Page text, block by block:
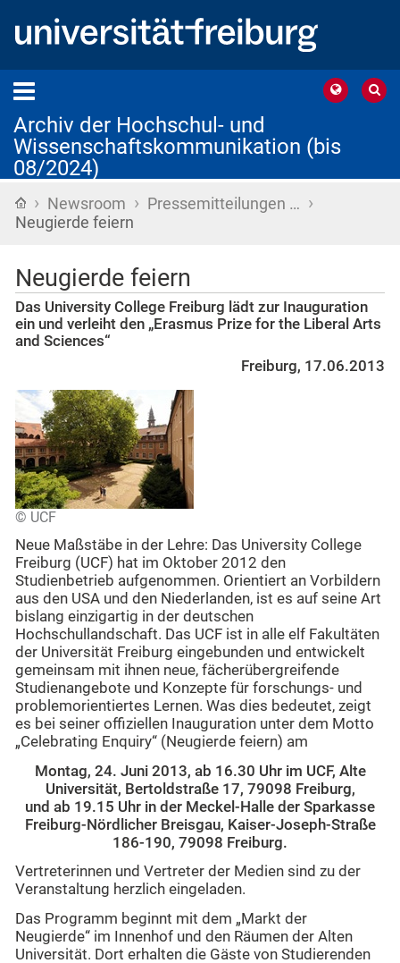
Archiv der Hochschul- und
Wissenschaftskommunikation (bis
08/2024)
Startseite
› Newsroom › Pressemitteilungen … ›
Neugierde feiern
Neugierde feiern
Das University College Freiburg lädt zur Inauguration
ein und verleiht den „Erasmus Prize for the Liberal Arts
and Sciences“
Freiburg, 17.06.2013
© UCF
Neue Maßstäbe in der Lehre: Das University College
Freiburg (UCF) hat im Oktober 2012 den
Studienbetrieb aufgenommen. Orientiert an Vorbildern
aus den USA und den Niederlanden, ist es auf seine Art
bislang einzigartig in der deutschen
Hochschullandschaft. Das UCF ist in alle elf Fakultäten
der Universität Freiburg eingebunden und entwickelt
gemeinsam mit ihnen neue, fächerübergreifende
Studienangebote und Konzepte für forschungs- und
problemorientiertes Lernen. Was dies bedeutet, zeigt
es bei seiner offiziellen Inauguration unter dem Motto
„Celebrating Enquiry“ (Neugierde feiern) am
Montag, 24. Juni 2013, ab 16.30 Uhr im UCF, Alte
Universität, Bertoldstraße 17, 79098 Freiburg,
und ab 19.15 Uhr in der Meckel-Halle der Sparkasse
Freiburg-Nördlicher Breisgau, Kaiser-Joseph-Straße
186-190, 79098 Freiburg.
Vertreterinnen und Vertreter der Medien sind zu der
Veranstaltung herzlich eingeladen.
Das Programm beginnt mit dem „Markt der
Neugierde“ im Innenhof und den Räumen der Alten
Universität. Dort erhalten die Gäste von Studierenden